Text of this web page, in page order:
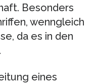
Besonders
wenngleich
da es in den
eines